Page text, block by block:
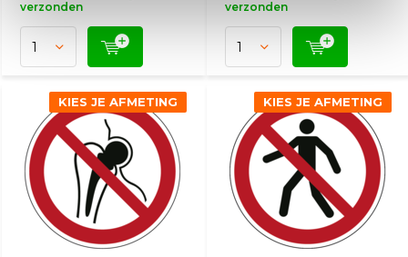
verzonden
verzonden
KIES JE AFMETING KIES JE AFMETING